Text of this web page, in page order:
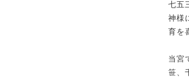
七五
神様
育を
当宮
笹、